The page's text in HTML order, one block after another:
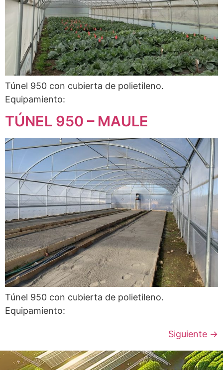
Túnel 950 con cubierta de polietileno.
Equipamiento:
TÚNEL 950 – MAULE
Túnel 950 con cubierta de polietileno.
Equipamiento:
Siguiente →